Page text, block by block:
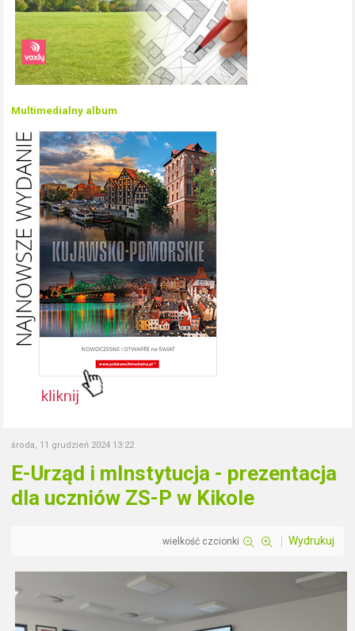
Multimedialny album
środa, 11 grudzień 2024 13:22
E-Urząd i mInstytucja - prezentacja
dla uczniów ZS-P w Kikole
wielkość czcionki Wydrukuj